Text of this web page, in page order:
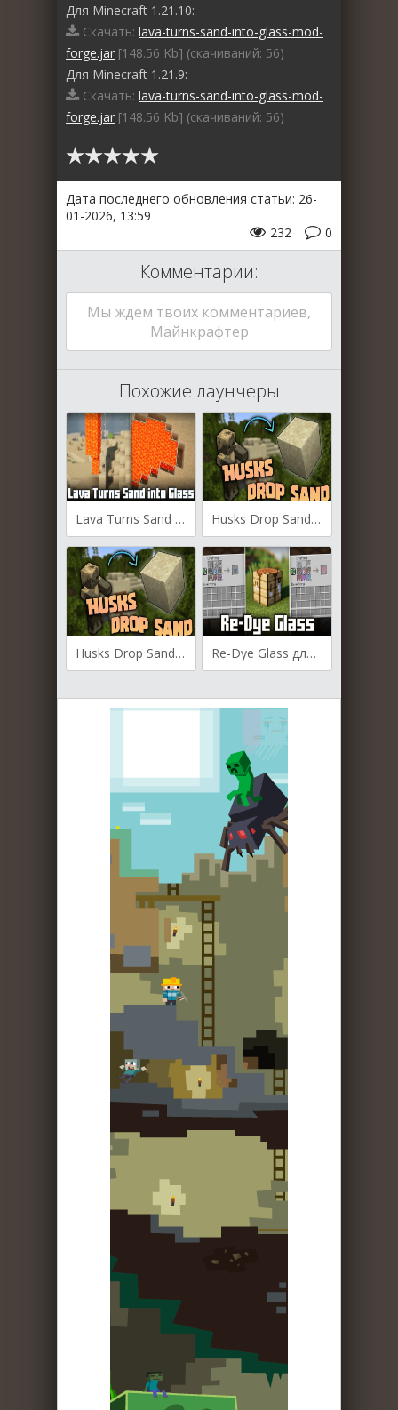
Для Minecraft 1.21.10:
Скачать: lava-turns-sand-into-glass-mod-
forge.jar [148.56 Kb] (cкачиваний: 56)
Для Minecraft 1.21.9:
Скачать: lava-turns-sand-into-glass-mod-
forge.jar [148.56 Kb] (cкачиваний: 56)
Дата последнего обновления статьи: 26-
01-2026, 13:59
0
232
Комментарии:
Мы ждем твоих комментариев,
Майнкрафтер
Похожие лаунчеры
Lava Turns Sand into Glass для Майнкрафт [1.21.7, 1.21.6, 1.21.5] Husks Drop Sand для Майнкрафт [1.21.7, 1.21.6]
Husks Drop Sand для Майнкрафт [1.21.5, 1.21.4, 1.21.3] Re-Dye Glass для Майнкрафт [1.21.1, 1.21, 1.20.6]